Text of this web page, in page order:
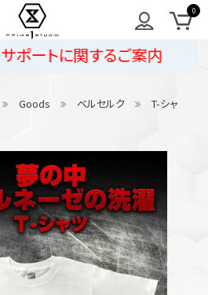
トに関するご案内
Goods ベルセルク
T-シャ